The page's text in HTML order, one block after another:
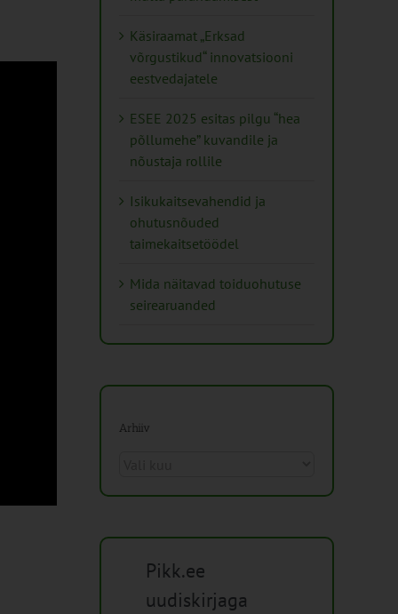
Käsiraamat „Erksad
võrgustikud“ innovatsiooni
eestvedajatele
ESEE 2025 esitas pilgu “hea
põllumehe” kuvandile ja
nõustaja rollile
Isikukaitsevahendid ja
ohutusnõuded
taimekaitsetöödel
Mida näitavad toiduohutuse
seirearuanded
Arhiiv
Pikk.ee
uudiskirjaga